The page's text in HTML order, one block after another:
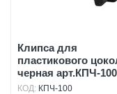
Клипса для
пластикового
черная арт.КПЧ-100
КОД: КПЧ-100